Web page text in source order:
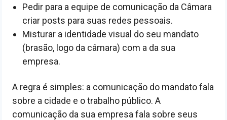
Pedir para a equipe de comunicação da Câmara
criar posts para suas redes pessoais.
Misturar a identidade visual do seu mandato
(brasão, logo da câmara) com a da sua
empresa.
A regra é simples: a comunicação do mandato fala
sobre a cidade e o trabalho público. A
comunicação da sua empresa fala sobre seus